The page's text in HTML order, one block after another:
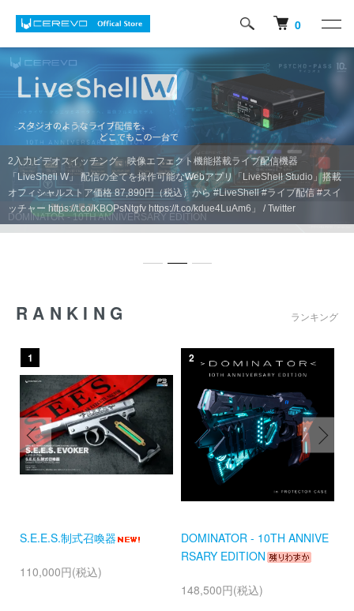
0
DOMINATOR - 10TH ANNIVERSARY EDITION
RANKING ランキング
1
S.E.E.S.制式召喚器
110,000円(税込)
2
DOMINATOR - 10TH ANNIVE
RSARY EDITION
148,500円(税込)